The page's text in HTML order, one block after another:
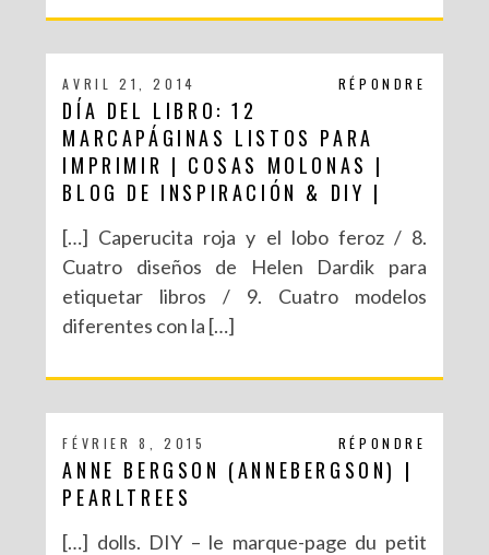
RÉPONDRE
AVRIL 21, 2014
DÍA DEL LIBRO: 12
MARCAPÁGINAS LISTOS PARA
IMPRIMIR | COSAS MOLONAS |
BLOG DE INSPIRACIÓN & DIY |
[…] Caperucita roja y el lobo feroz / 8.
Cuatro diseños de Helen Dardik para
etiquetar libros / 9. Cuatro modelos
diferentes con la […]
RÉPONDRE
FÉVRIER 8, 2015
ANNE BERGSON (ANNEBERGSON) |
PEARLTREES
[…] dolls. DIY – le marque-page du petit